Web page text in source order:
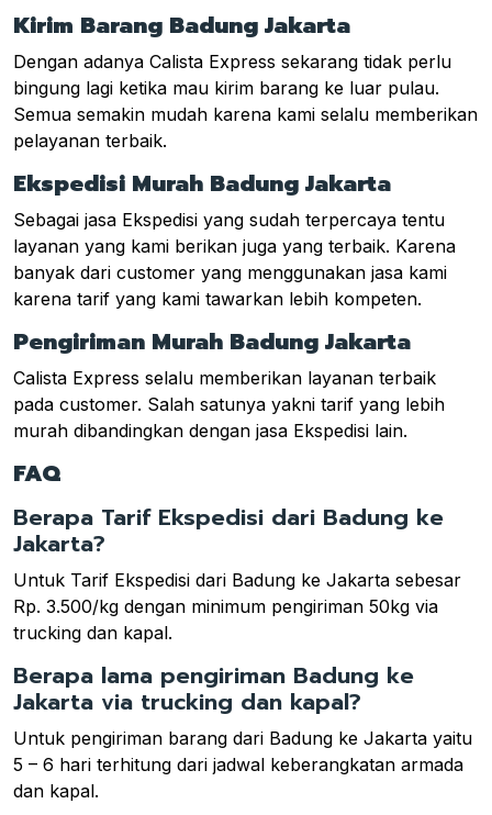
Kirim Barang Badung Jakarta
Dengan adanya Calista Express sekarang tidak perlu
bingung lagi ketika mau kirim barang ke luar pulau.
Semua semakin mudah karena kami selalu memberikan
pelayanan terbaik.
Ekspedisi Murah Badung Jakarta
Sebagai jasa Ekspedisi yang sudah terpercaya tentu
layanan yang kami berikan juga yang terbaik. Karena
banyak dari customer yang menggunakan jasa kami
karena tarif yang kami tawarkan lebih kompeten.
Pengiriman Murah Badung Jakarta
Calista Express selalu memberikan layanan terbaik
pada customer. Salah satunya yakni tarif yang lebih
murah dibandingkan dengan jasa Ekspedisi lain.
FAQ
Berapa Tarif Ekspedisi dari Badung ke
Jakarta?
Untuk Tarif Ekspedisi dari Badung ke Jakarta sebesar
Rp. 3.500/kg dengan minimum pengiriman 50kg via
trucking dan kapal.
Berapa lama pengiriman Badung ke
Jakarta via trucking dan kapal?
Untuk pengiriman barang dari Badung ke Jakarta yaitu
5 – 6 hari terhitung dari jadwal keberangkatan armada
dan kapal.